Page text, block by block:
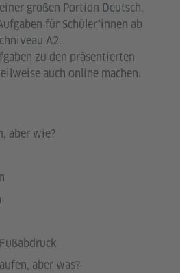
großen Portion Deutsch.
für Schüler*innen ab
A2.
zu den präsentierten
auch online machen.
aber wie?
aber was?